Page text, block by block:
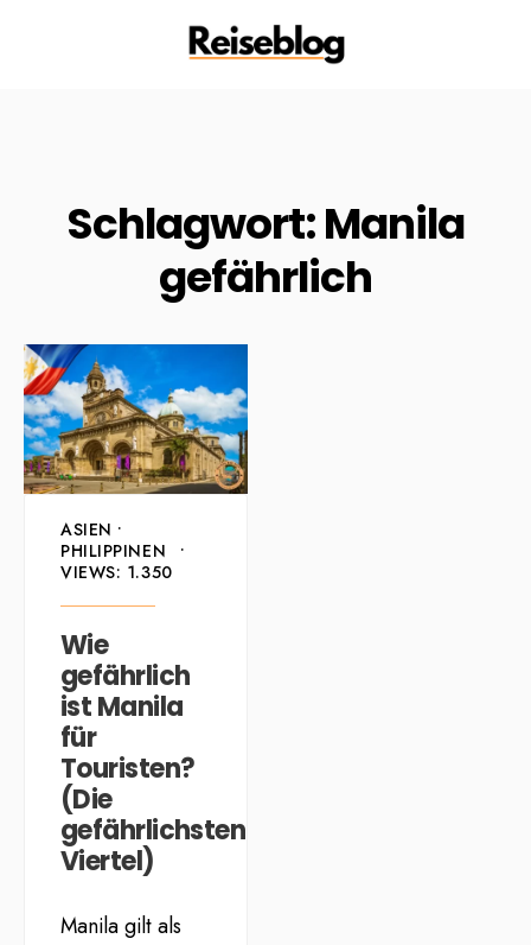
Schlagwort:Manila
gefährlich
ASIEN •
PHILIPPINEN
•
VIEWS: 1.350
Wie
gefährlich
ist Manila
für
Touristen?
(Die
gefährlichsten
Viertel)
Manila gilt als